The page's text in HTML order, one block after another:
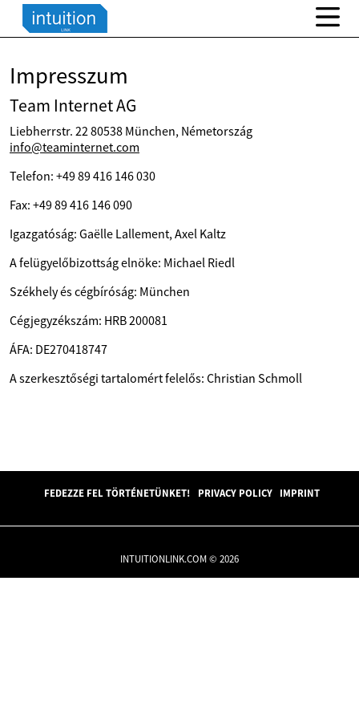
Impresszum
Team Internet AG
Liebherrstr. 22 80538 München, Németország
info@teaminternet.com
Telefon: +49 89 416 146 030
Fax: +49 89 416 146 090
Igazgatóság: Gaëlle Lallement, Axel Kaltz
A felügyelőbizottság elnöke: Michael Riedl
Székhely és cégbíróság: München
Cégjegyzékszám: HRB 200081
ÁFA: DE270418747
A szerkesztőségi tartalomért felelős: Christian Schmoll
FEDEZZE FEL TÖRTÉNETÜNKET! PRIVACY POLICY IMPRINT
INTUITIONLINK.COM © 2026